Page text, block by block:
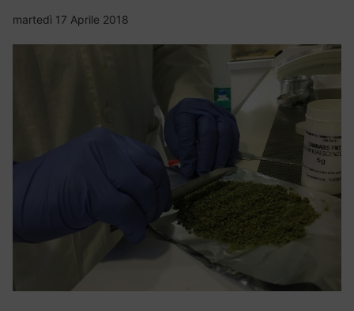
martedì 17 Aprile 2018